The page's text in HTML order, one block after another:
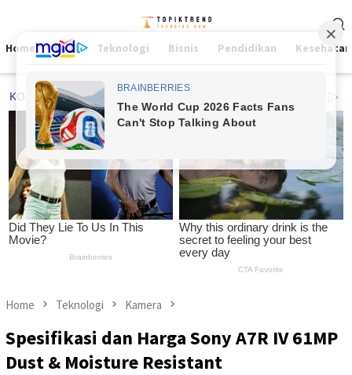
contentMenu
Home Viral Teknologi Bisnis Pendidikan Kesehatan
Home Teknologi Kamera
Spesifikasi dan Harga Sony A7R IV 61MP
Dust & Moisture Resistant